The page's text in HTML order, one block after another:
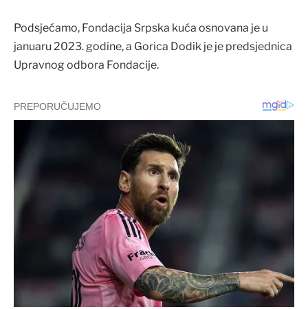
Podsjećamo, Fondacija Srpska kuća osnovana je u
januaru 2023. godine, a Gorica Dodik je je predsjednica
Upravnog odbora Fondacije.